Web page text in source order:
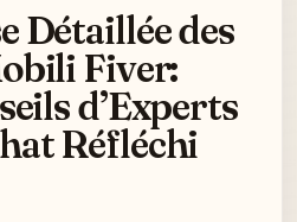
Détaillée des
Fiver:
d’Experts
Réfléchi